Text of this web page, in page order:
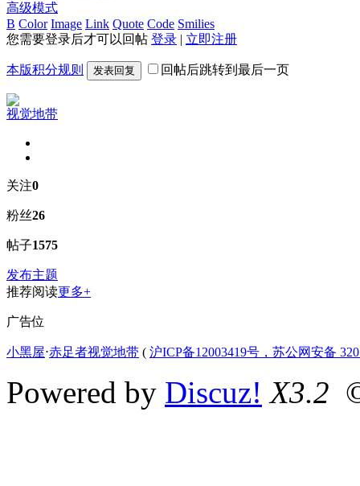
高级模式
B Color Image Link Quote Code Smilies
您需要登录后才可以回帖 登录 | 立即注册
本版积分规则 发表回复 回帖后跳转到最后一页
视觉地带
关注0
粉丝26
帖子1575
发布主题
推荐阅读更多+
广告位
小黑屋⋅赤足者视觉地带 ( 沪ICP备12003419号，苏公网安备
Powered by Discuz! X3.2